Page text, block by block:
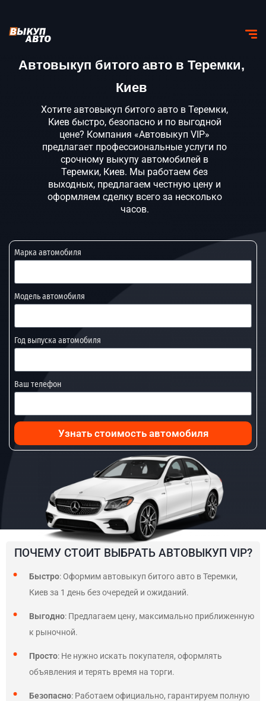
Автовыкуп битого авто в Теремки,
Киев
Хотите автовыкуп битого авто в Теремки,
Киев быстро, безопасно и по выгодной
цене? Компания «Автовыкуп VIP»
предлагает профессиональные услуги по
срочному выкупу автомобилей в
Теремки, Киев. Мы работаем без
выходных, предлагаем честную цену и
оформляем сделку всего за несколько
часов.
Марка автомобиля
Модель автомобиля
Год выпуска автомобиля
Ваш телефон
Узнать стоимость автомобиля
ПОЧЕМУ СТОИТ ВЫБРАТЬ АВТОВЫКУП VIP?
Быстро: Оформим автовыкуп битого авто в Теремки,
Киев за 1 день без очередей и ожиданий.
Выгодно: Предлагаем цену, максимально приближенную
к рыночной.
Просто: Не нужно искать покупателя, оформлять
объявления и терять время на торги.
Безопасно: Работаем официально, гарантируем полную